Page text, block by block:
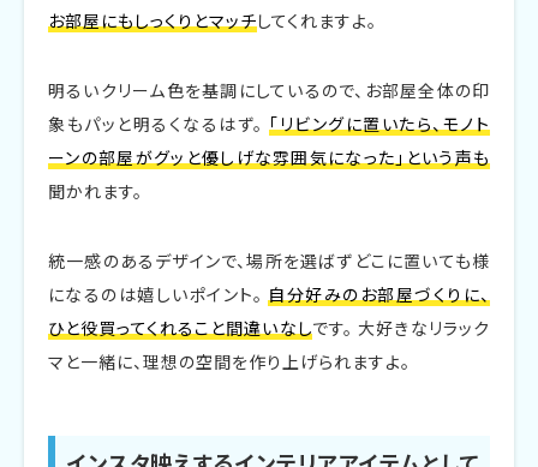
お部屋にもしっくりとマッチしてくれますよ。
明るいクリーム色を基調にしているので、お部屋全体の印
象もパッと明るくなるはず。 「リビングに置いたら、モノト
ーンの部屋がグッと優しげな雰囲気になった」という声も
聞かれます。
統一感のあるデザインで、場所を選ばずどこに置いても様
になるのは嬉しいポイント。 自分好みのお部屋づくりに、
ひと役買ってくれること間違いなしです。 大好きなリラック
マと一緒に、理想の空間を作り上げられますよ。